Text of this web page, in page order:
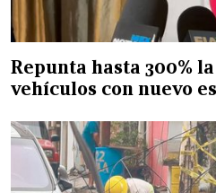
Repunta hasta 300%
vehículos con nuevo